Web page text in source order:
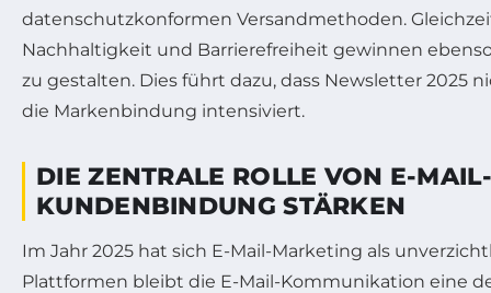
datenschutzkonformen Versandmethoden.
Nachhaltigkeit und Barrierefreiheit gewinnen
zu gestalten. Dies führt dazu, dass Newsletter 2025
die Markenbindung intensiviert.
DIE ZENTRALE ROLLE VON E-
KUNDENBINDUNG STÄRKEN
Im Jahr 2025 hat sich E-Mail-Marketing als
Plattformen bleibt die E-Mail-Kommunikation eine